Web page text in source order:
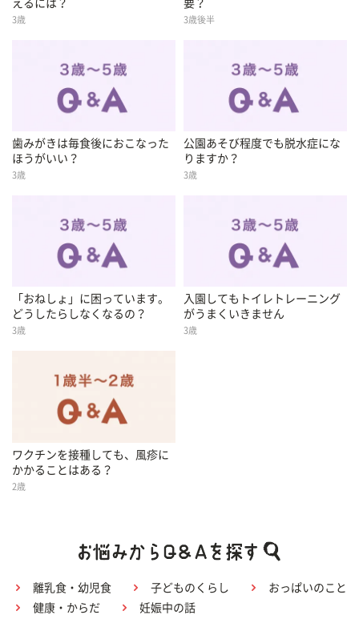
えるには？
3歳
要？
3歳後半
歯みがきは毎食後におこなった
ほうがいい？
3歳
公園あそび程度でも脱水症にな
りますか？
3歳
「おねしょ」に困っています。
どうしたらしなくなるの？
3歳
入園してもトイレトレーニング
がうまくいきません
3歳
ワクチンを接種しても、風疹に
かかることはある？
2歳
離乳食・幼児食 子どものくらし
おっぱいのこと
健康・からだ
妊娠中の話